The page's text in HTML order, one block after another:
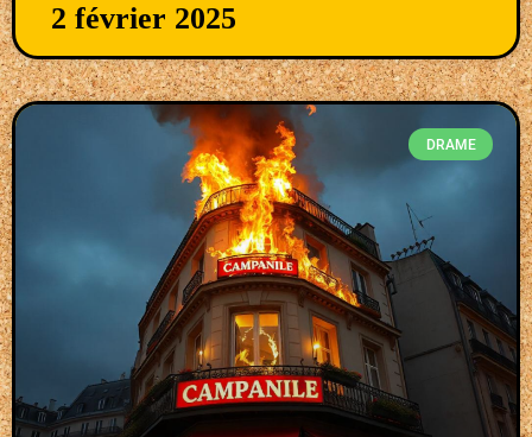
2 février 2025
DRAME